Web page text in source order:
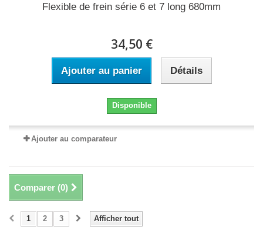
Flexible de frein série 6 et 7 long 680mm
34,50 €
Ajouter au panier Détails
Disponible
Ajouter au comparateur
Comparer (0)
Afficher tout
1 2 3